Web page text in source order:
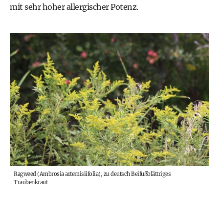
mit sehr hoher allergischer Potenz.
Ragweed (Ambrosia artemisiifolia), zu deutsch Beifußblättriges
Traubenkraut